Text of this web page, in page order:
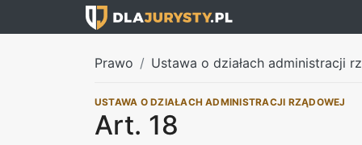
Prawo Ustawa o działach administracji rz
USTAWA O DZIAŁACH ADMINISTRACJI RZĄDOWEJ
Art. 18